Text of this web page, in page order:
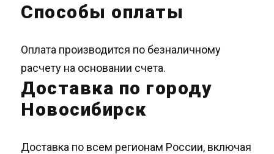
Способы оплаты
Оплата производится по безналичному
расчету на основании счета.
Доставка по городу
Новосибирск
Доставка по всем регионам России, включая